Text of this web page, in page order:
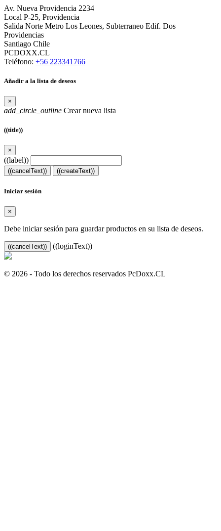
Av. Nueva Providencia 2234
Local P-25, Providencia
Salida Norte Metro Los Leones, Subterraneo Edif. Dos
Providencias
Santiago Chile
PCDOXX.CL
Teléfono: +56 223341766
Añadir a la lista de deseos
×
add_circle_outline Crear nueva lista
((title))
×
((label))
((cancelText)) ((createText))
Iniciar sesión
×
Debe iniciar sesión para guardar productos en su lista de deseos.
((cancelText)) ((loginText))
© 2026 - Todo los derechos reservados PcDoxx.CL